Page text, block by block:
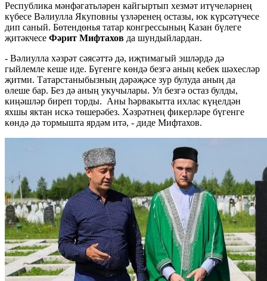
Республика мәнфәгатьләрен кайгыртып хезмәт итүчеләрнең
күбесе Вәлиулла Якуповны үзләренең остазы, юк күрсәтүчесе
дип саный. Бөтендөнья татар конгрессының Казан бүлеге
җитәкчесе Фәрит Мифтахов да шундыйлардан.
- Вәлиулла хәзрәт сәясәттә дә, иҗтимагый эшләрдә дә
гыйлемле кеше иде. Бүгенге көндә безгә аның кебек шәхесләр
җитми. Татарстаныбызның дәрәҗәсе зур булуда аның да
өлеше бар. Без дә аның укучылары. Ул безгә остаз булды,
киңәшләр биреп торды. Аны һәрвакытта ихлас күңелдән
яхшы яктан искә төшерәбез. Хәзрәтнең фикерләре бүгенге
көндә дә тормышта ярдәм итә, - диде Мифтахов.